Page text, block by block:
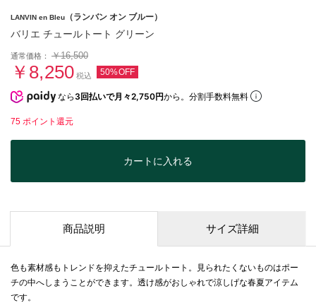
LANVIN en Bleu （ランバン オン ブルー）
バリエ チュールトート グリーン
通常価格： ￥16,500
￥8,250 税込 50%OFF
なら 3回払いで月々2,750円から。分割手数料無料
75 ポイント還元
カートに入れる
商品説明 サイズ詳細
色も素材感もトレンドを抑えたチュールトート。見られたくないものはポー
チの中へしまうことができます。透け感がおしゃれで涼しげな春夏アイテム
です。